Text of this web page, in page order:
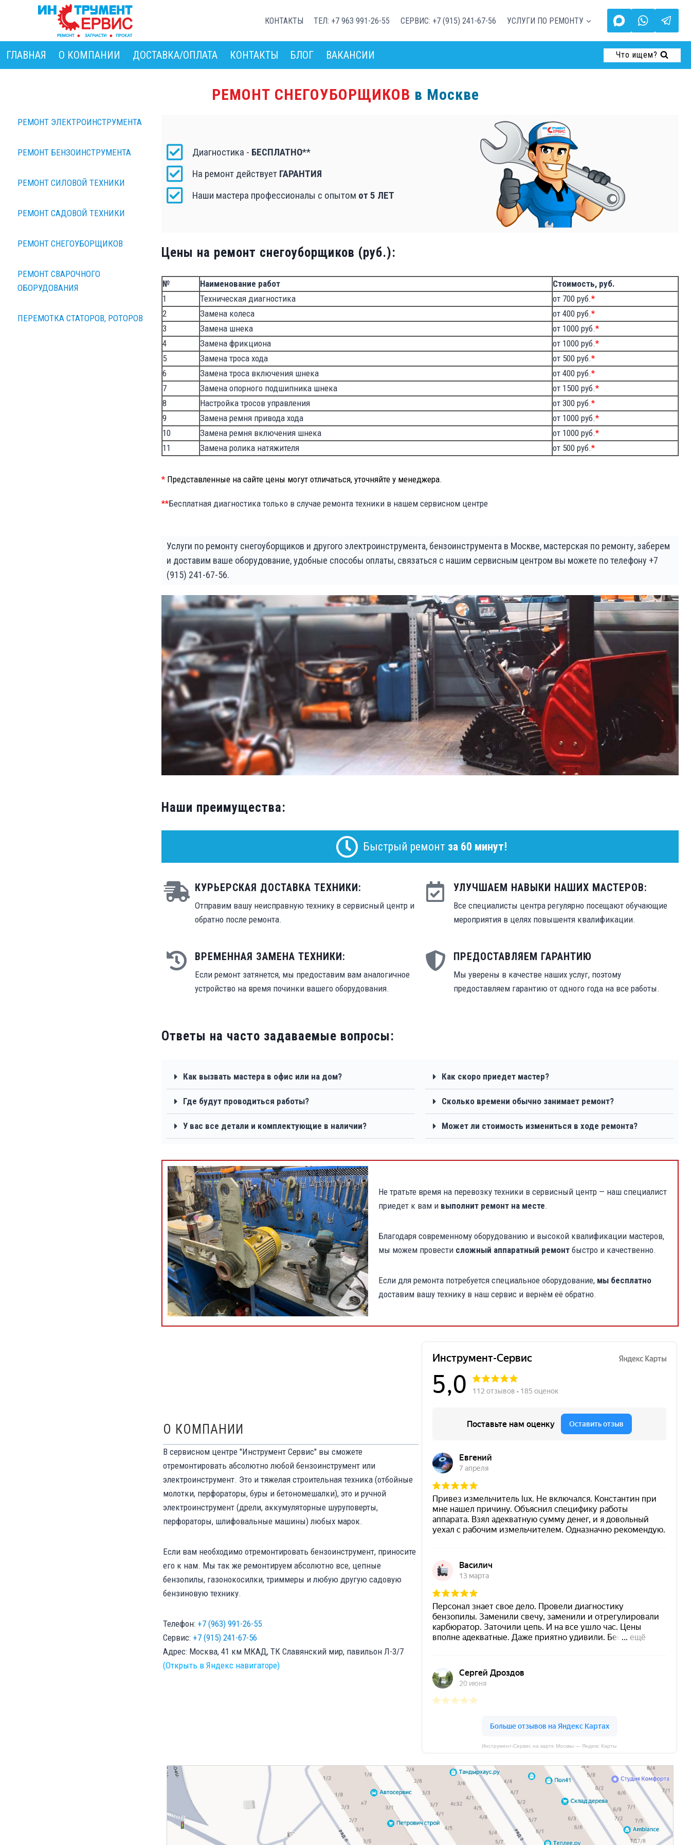
КОНТАКТЫ ТЕЛ: +7 963 991-26-55 СЕРВИС: +7 (915) 241-67-56 УСЛУГИ ПО РЕМОНТУ
ГЛАВНАЯ О КОМПАНИИ ДОСТАВКА/ОПЛАТА КОНТАКТЫ БЛОГ ВАКАНСИИ Что ищем?
РЕМОНТ СНЕГОУБОРЩИКОВ в Москве
РЕМОНТ ЭЛЕКТРОИНСТРУМЕНТА
РЕМОНТ БЕНЗОИНСТРУМЕНТА
РЕМОНТ СИЛОВОЙ ТЕХНИКИ
РЕМОНТ САДОВОЙ ТЕХНИКИ
РЕМОНТ СНЕГОУБОРЩИКОВ
РЕМОНТ СВАРОЧНОГО
ОБОРУДОВАНИЯ
ПЕРЕМОТКА СТАТОРОВ, РОТОРОВ
Диагностика - БЕСПЛАТНО**
На ремонт действует ГАРАНТИЯ
Наши мастера профессионалы с опытом от 5 ЛЕТ
Цены на ремонт снегоуборщиков (руб.):
№ Наименование работ
Стоимость, руб.
1
Техническая диагностика от 700 руб.*
2
Замена колеса от 400 руб.*
3
Замена шнека от 1000 руб.*
4
Замена фрикциона от 1000 руб.*
5
Замена троса хода от 500 руб.*
6
Замена троса включения шнека от 400 руб.*
7
Замена опорного подшипника шнека от 1500 руб.*
8
Настройка тросов управления от 300 руб.*
9
Замена ремня привода хода от 1000 руб.*
10
Замена ремня включения шнека от 1000 руб.*
11
Замена ролика натяжителя от 500 руб.*
* Представленные на сайте цены могут отличаться, уточняйте у менеджера.
**Бесплатная диагностика только в случае ремонта техники в нашем сервисном центре
Услуги по ремонту снегоуборщиков и другого электроинструмента, бензоинструмента в Москве, мастерская по ремонту, заберем
и доставим ваше оборудование, удобные способы оплаты, связаться с нашим сервисным центром вы можете по телефону +7
(915) 241-67-56.
Наши преимущества:
Быстрый ремонт за 60 минут!
КУРЬЕРСКАЯ ДОСТАВКА ТЕХНИКИ:
Отправим вашу неисправную технику в сервисный центр и
обратно после ремонта.
УЛУЧШАЕМ НАВЫКИ НАШИХ МАСТЕРОВ:
Все специалисты центра регулярно посещают обучающие
мероприятия в целях повышентя квалификации.
ВРЕМЕННАЯ ЗАМЕНА ТЕХНИКИ:
Если ремонт затянется, мы предоставим вам аналогичное
устройство на время починки вашего оборудования.
ПРЕДОСТАВЛЯЕМ ГАРАНТИЮ
Мы уверены в качестве наших услуг, поэтому
предоставляем гарантию от одного года на все работы.
Ответы на часто задаваемые вопросы:
Как вызвать мастера в офис или на дом?
Где будут проводиться работы?
У вас все детали и комплектующие в наличии?
Как скоро приедет мастер?
Сколько времени обычно занимает ремонт?
Может ли стоимость измениться в ходе ремонта?
Не тратьте время на перевозку техники в сервисный центр — наш специалист
приедет к вам и выполнит ремонт на месте.
Благодаря современному оборудованию и высокой квалификации мастеров,
мы можем провести сложный аппаратный ремонтбыстро и качественно.
Если для ремонта потребуется специальное оборудование, мы бесплатно
доставим вашу технику в наш сервис и вернём её обратно.
О КОМПАНИИ
В сервисном центре "Инструмент Сервис" вы сможете
отремонтировать абсолютно любой бензоинструмент или
электроинструмент. Это и тяжелая строительная техника (отбойные
молотки, перфораторы, буры и бетономешалки), это и ручной
электроинструмент (дрели, аккумуляторные шуруповерты,
перфораторы, шлифовальные машины) любых марок.
Если вам необходимо отремонтировать бензоинструмент, приносите
его к нам. Мы так же ремонтируем абсолютно все, цепные
бензопилы, газонокосилки, триммеры и любую другую садовую
бензиновую технику.
Телефон: +7 (963) 991-26-55
Сервис: +7 (915) 241-67-56
Адрес: Москва, 41 км МКАД, ТК Славянский мир, павильон Л-3/7
(Открыть в Яндекс навигаторе)
Инструмент-Сервис на карте Москвы — Яндекс Карты